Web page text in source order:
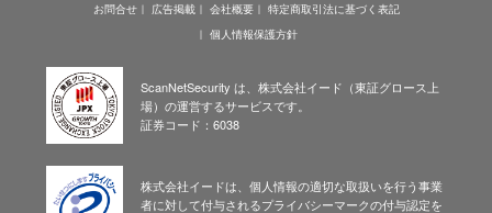
お問合せ 広告掲載 会社概要
特定商取引法に基づく表記
個人情報保護方針
ScanNetSecurity は、株式会社イード（東証グロース上
場）の運営するサービスです。
証券コード：6038
株式会社イードは、個人情報の適切な取扱いを行う事業
者に対して付与されるプライバシーマークの付与認定を